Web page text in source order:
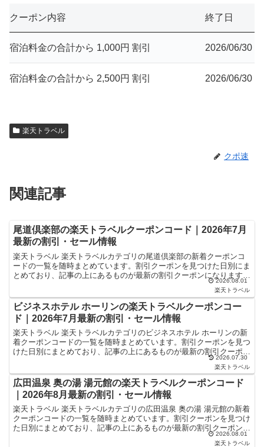
クーポン内容 終了日
宿泊料金の合計から 1,000円 割引 2026/06/30
宿泊料金の合計から 2,500円 割引 2026/06/30
楽天トラベル
クポ速
関連記事
尾道倶楽部の楽天トラベルクーポンコード｜2026年7月
最新の割引・セール情報
楽天トラベル 楽天トラベルカテゴリの尾道倶楽部の新着クーポンコ
ードの一覧を随時まとめています。割引クーポンを見つけた日別にま
とめており、記事の上にあるものが最新の割引クーポンになります。
ホテル・旅館宿泊の予約などで使えるクーポンやセール・キ...2026.08.01
楽天トラベル
ビジネスホテル ホーリンの楽天トラベルクーポンコー
ド｜2026年7月最新の割引・セール情報
楽天トラベル 楽天トラベルカテゴリのビジネスホテル ホーリンの新
着クーポンコードの一覧を随時まとめています。割引クーポンを見つ
けた日別にまとめており、記事の上にあるものが最新の割引クーポン
になります。ホテル・旅館宿泊の予約などで使えるクーポ...2026.07.30
楽天トラベル
広田温泉 奥の湯 湯元館の楽天トラベルクーポンコード
｜2026年8月最新の割引・セール情報
楽天トラベル 楽天トラベルカテゴリの広田温泉 奥の湯 湯元館の新着
クーポンコードの一覧を随時まとめています。割引クーポンを見つけ
た日別にまとめており、記事の上にあるものが最新の割引クーポンに
なります。ホテル・旅館宿泊の予約などで使えるクーポ...
2026.08.01
楽天トラベル